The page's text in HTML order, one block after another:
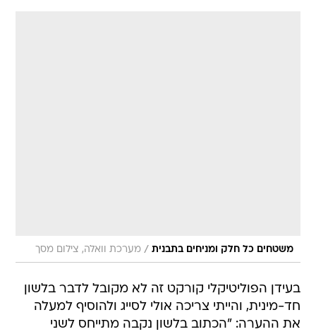
משטחים כל חלק ומניחים בתבנית / מערכת וואלה, צילום מסך
בעידן הפוליטיקלי קורקט זה לא מקובל לדבר בלשון
חד-מינית, והייתי צריכה אולי לסייג ולהוסיף למעלה
את ההערה: "הכתוב בלשון נקבה מתייחס לשני